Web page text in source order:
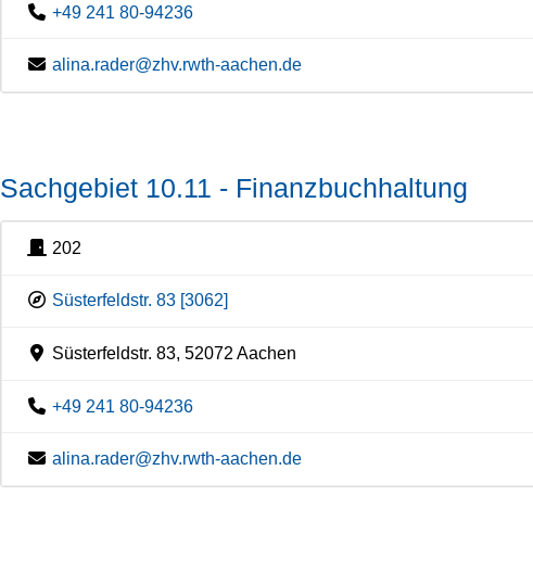
+49 241 80-94236
alina.rader@zhv.rwth-aachen.de
Sachgebiet 10.11 - Finanzbuchhaltung
202
Süsterfeldstr. 83 [3062]
Süsterfeldstr. 83, 52072 Aachen
+49 241 80-94236
alina.rader@zhv.rwth-aachen.de